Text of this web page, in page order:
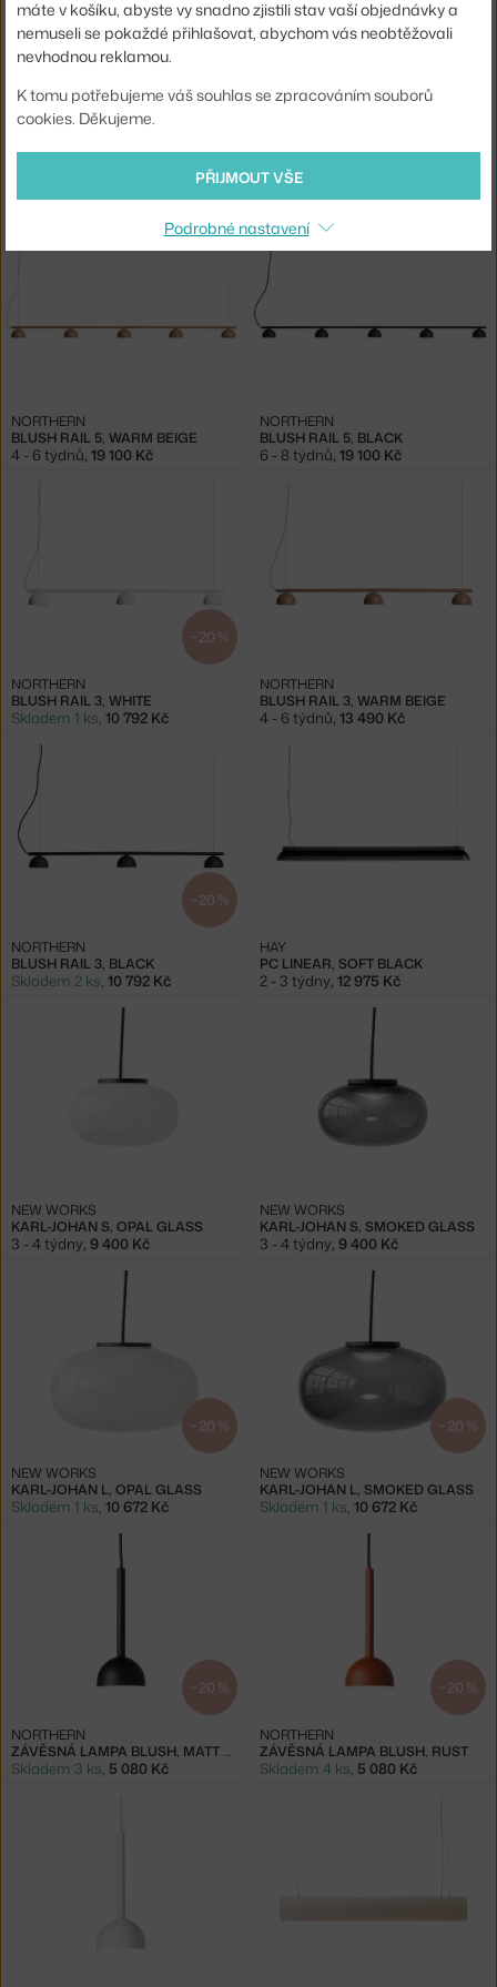
LAMPA DONNA LINE 120, BLACK
PHOLC
BLUSH RAIL 5, WHITE
NORTHERN
BLUSH RAIL 5, WARM BEIGE
NORTHERN
4 - 6 týdnů, 19 100 Kč
BLUSH RAIL 5, BLACK
NORTHERN
6 - 8 týdnů, 19 100 Kč
−20 %
BLUSH RAIL 3, WHITE
NORTHERN
Skladem 1 ks, 10 792 Kč
BLUSH RAIL 3, WARM BEIGE
NORTHERN
4 - 6 týdnů, 13 490 Kč
−20 %
BLUSH RAIL 3, BLACK
NORTHERN
Skladem 2 ks, 10 792 Kč
PC LINEAR, SOFT BLACK
HAY
2 - 3 týdny, 12 975 Kč
KARL-JOHAN S, OPAL GLASS
NEW WORKS
3 - 4 týdny 9 400 Kč
KARL-JOHAN S, SMOKED GLASS
NEW WORKS
3 - 4 týdny 9 400 Kč
−20 %
KARL-JOHAN L, OPAL GLASS
NEW WORKS
Skladem 1 ks 10 672 Kč
−20 %
KARL-JOHAN L, SMOKED GLASS
NEW WORKS
Skladem 1 ks 10 672 Kč
−20 %
ZÁVĚSNÁ LAMPA BLUSH, MATT BLACK
NORTHERN
Skladem 3 ks, 5 080 Kč
−20 %
ZÁVĚSNÁ LAMPA BLUSH, RUST
NORTHERN
Skladem 4 ks, 5 080 Kč
máte v košíku, abyste vy snadno zjistili stav vaší objednávky a
nemuseli se pokaždé přihlašovat, abychom vás neobtěžovali
nevhodnou reklamou.
K tomu potřebujeme váš souhlas se zpracováním souborů
cookies. Děkujeme.
PŘIJMOUT VŠE
Podrobné nastavení